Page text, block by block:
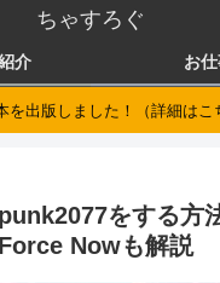
ちゃすろぐ
介 お
を出版しました！（詳細はこ
をする方
Nowも解説